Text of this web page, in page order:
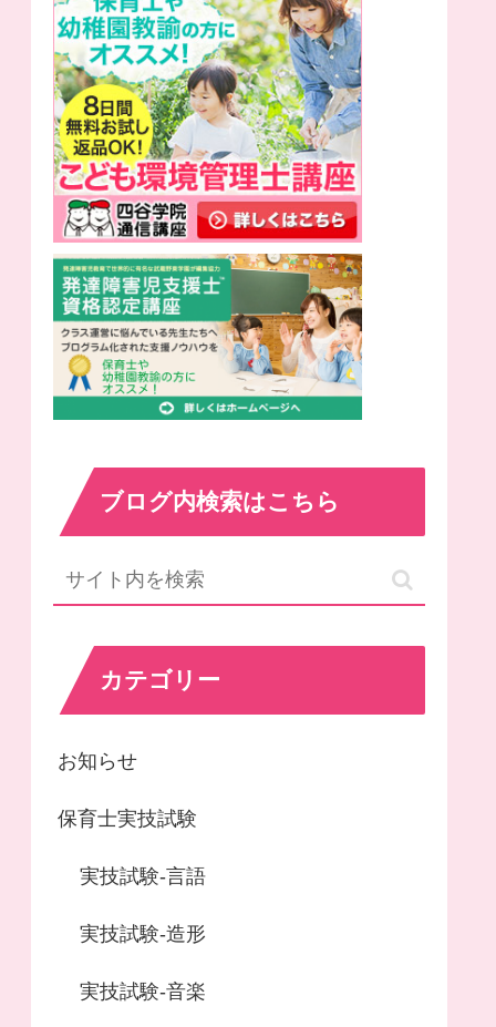
ブログ内検索はこちら
カテゴリー
お知らせ
保育士実技試験
実技試験-言語
実技試験-造形
実技試験-音楽